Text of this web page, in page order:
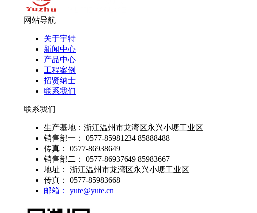
网站导航
关于宇特
新闻中心
产品中心
工程案例
招贤纳士
联系我们
联系我们
生产基地：浙江温州市龙湾区永兴小塘工业区
销售部一： 0577-85981234 85888488
传真： 0577-86938649
销售部二： 0577-86937649 85983667
地址： 浙江温州市龙湾区永兴小塘工业区
传真： 0577-85983668
邮箱： yute@yute.cn